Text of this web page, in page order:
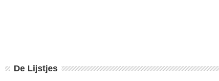
De Lijstjes